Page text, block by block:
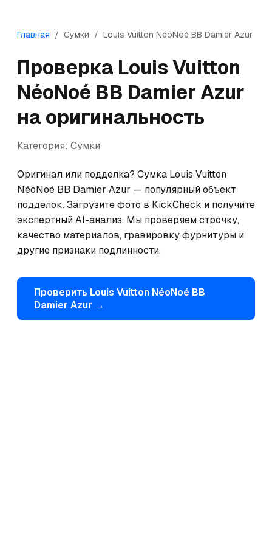
Главная / Сумки / Louis Vuitton NéoNoé BB Damier Azur
Проверка Louis Vuitton
NéoNoé BB Damier Azur
на оригинальность
Категория: Сумки
Оригинал или подделка? Сумка Louis Vuitton
NéoNoé BB Damier Azur — популярный объект
подделок. Загрузите фото в KickCheck и получите
экспертный AI-анализ. Мы проверяем строчку,
качество материалов, гравировку фурнитуры и
другие признаки подлинности.
Проверить Louis Vuitton NéoNoé BB
Damier Azur →